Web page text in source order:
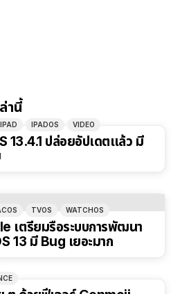
านี้
IPAD IPADOS VIDEO
13.4.1 ปล่อยอัปเดตแล้ว มี
TVOS WATCHOS
เตรียมรื้อระบบการพัฒนา
13 มี Bug เยอะมาก